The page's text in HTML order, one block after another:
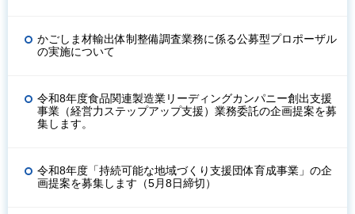
かごしま材輸出体制整備調査業務に係る公募型プロポーザル
の実施について
令和8年度食品関連製造業リーディングカンパニー創出支援
事業（経営力ステップアップ支援）業務委託の企画提案を募
集します。
令和8年度「持続可能な地域づくり支援団体育成事業」の企
画提案を募集します（5月8日締切）